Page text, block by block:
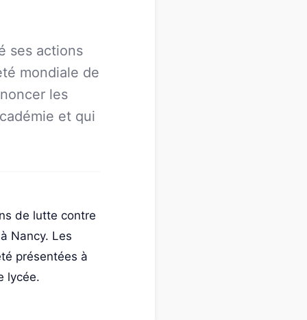
ses actions
mondiale de
les
et qui
de lutte contre
Nancy. Les
présentées à
lycée.